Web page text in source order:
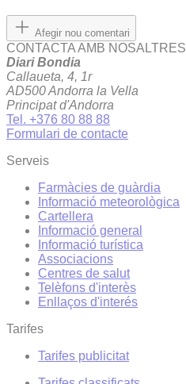
Afegir nou comentari
CONTACTA AMB NOSALTRES
Diari Bondia
Callaueta, 4, 1r
AD500 Andorra la Vella
Principat d'Andorra
Tel. +376 80 88 88
Formulari de contacte
Serveis
Farmàcies de guàrdia
Informació meteorològica
Cartellera
Informació general
Informació turística
Associacions
Centres de salut
Telèfons d'interès
Enllaços d'interés
Tarifes
Tarifes publicitat